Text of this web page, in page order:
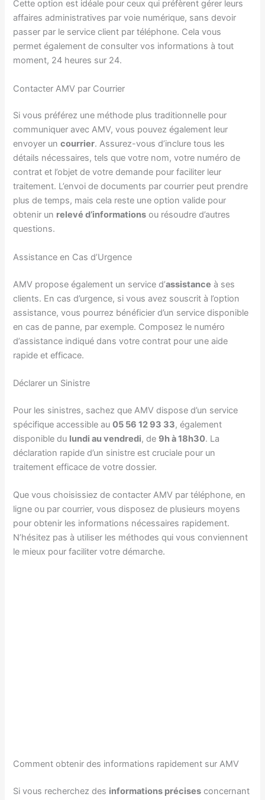
Cette option est idéale pour ceux qui préfèrent gérer leurs
affaires administratives par voie numérique, sans devoir
passer par le service client par téléphone. Cela vous
permet également de consulter vos informations à tout
moment, 24 heures sur 24.
Contacter AMV par Courrier
Si vous préférez une méthode plus traditionnelle pour
communiquer avec AMV, vous pouvez également leur
envoyer uncourrier. Assurez-vous d’inclure tous les
détails nécessaires, tels que votre nom, votre numéro de
contrat et l’objet de votre demande pour faciliter leur
traitement. L’envoi de documents par courrier peut prendre
plus de temps, mais cela reste une option valide pour
obtenir un relevé d’informations ou résoudre d’autres
questions.
Assistance en Cas d’Urgence
AMV propose également un service d’assistance à ses
clients. En cas d’urgence, si vous avez souscrit à l’option
assistance, vous pourrez bénéficier d’un service disponible
en cas de panne, par exemple. Composez le numéro
d’assistance indiqué dans votre contrat pour une aide
rapide et efficace.
Déclarer un Sinistre
Pour les sinistres, sachez que AMV dispose d’un service
spécifique accessible au05 56 12 93 33, également
disponible du lundi au vendredi, de 9h à 18h30. La
déclaration rapide d’un sinistre est cruciale pour un
traitement efficace de votre dossier.
Que vous choisissiez de contacter AMV par téléphone, en
ligne ou par courrier, vous disposez de plusieurs moyens
pour obtenir les informations nécessaires rapidement.
N’hésitez pas à utiliser les méthodes qui vous conviennent
le mieux pour faciliter votre démarche.
Comment obtenir des informations rapidement sur AMV
Si vous recherchez des informations précises concernant